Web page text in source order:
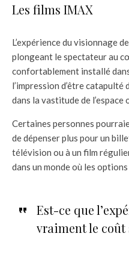
Les films IMAX
L’expérience du visionnage
plongeant le spectateur au
confortablement installé
l’impression d’être catapulté
dans la vastitude de
Certaines personnes
de dépenser plus pour un
télévision ou à un film
dans un monde où les
Est-ce que
vraiment le